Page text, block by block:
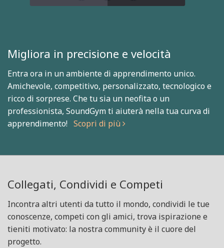
Migliora in precisione e velocità
Entra ora in un ambiente di apprendimento unico.
Amichevole, competitivo, personalizzato, tecnologico e
ricco di sorprese. Che tu sia un neofita o un
professionista, SoundGym ti aiuterà nella tua curva di
apprendimento! Scopri di più
Collegati, Condividi e Competi
Incontra altri utenti da tutto il mondo, condividi le tue
conoscenze, competi con gli amici, trova ispirazione e
tieniti motivato: la nostra community è il cuore del
progetto.